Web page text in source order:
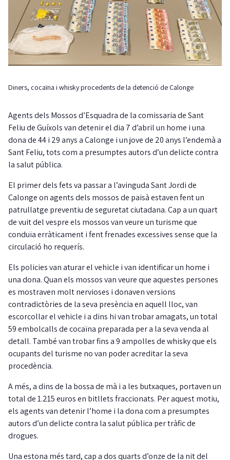
Diners, cocaïna i whisky procedents de la detenció de Calonge
Agents dels Mossos d’Esquadra de la comissaria de Sant
Feliu de Guíxols van detenir el dia 7 d’abril un home i una
dona de 44 i 29 anys a Calonge i un jove de 20 anys l’endemà a
Sant Feliu, tots com a presumptes autors d’un delicte contra
la salut pública.
El primer dels fets va passar a l’avinguda Sant Jordi de
Calonge on agents dels mossos de paisà estaven fent un
patrullatge preventiu de seguretat ciutadana. Cap a un quart
de vuit del vespre els mossos van veure un turisme que
conduïa erràticament i fent frenades excessives sense que la
circulació ho requerís.
Els policies van aturar el vehicle i van identificar un home i
una dona. Quan els mossos van veure que aquestes persones
es mostraven molt nervioses i donaven versions
contradictòries de la seva presència en aquell lloc, van
escorcollar el vehicle i a dins hi van trobar amagats, un total
59 embolcalls de cocaïna preparada per a la seva venda al
detall. També van trobar fins a 9 ampolles de whisky que els
ocupants del turisme no van poder acreditar la seva
procedència.
A més, a dins de la bossa de mà i a les butxaques, portaven un
total de 1.215 euros en bitllets fraccionats. Per aquest motiu,
els agents van detenir l’home i la dona com a presumptes
autors d’un delicte contra la salut pública per tràfic de
drogues.
Una estona més tard, cap a dos quarts d’onze de la nit del